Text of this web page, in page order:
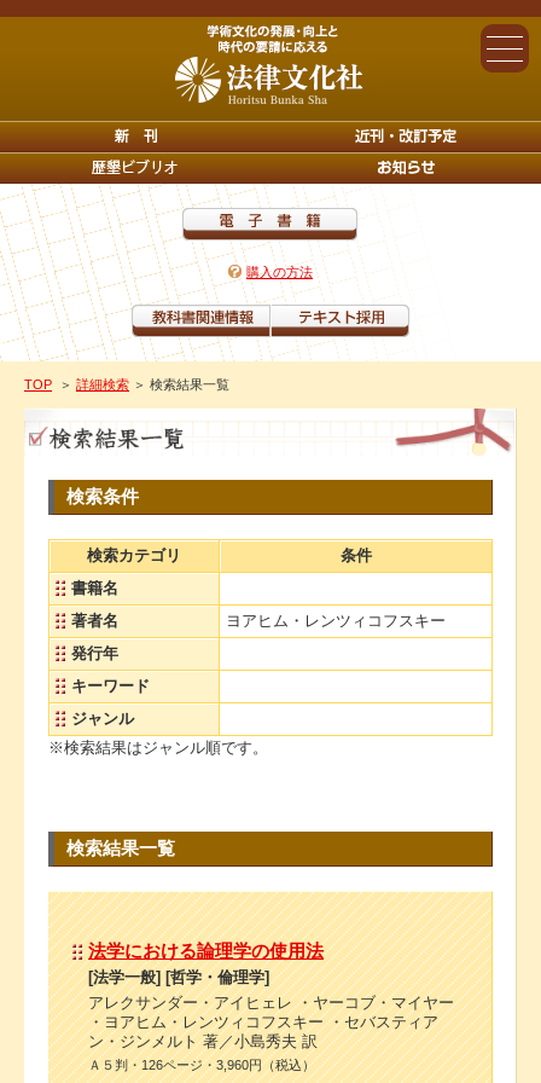
購入の方法
TOP ＞ 詳細検索 ＞ 検索結果一覧
検索条件
検索カテゴリ
条件
書籍名
著者名
ヨアヒム・レンツィコフスキー
発行年
キーワード
ジャンル
※検索結果はジャンル順です。
検索結果一覧
法学における論理学の使用法
[法学一般] [哲学・倫理学]
アレクサンダー・アイヒェレ ・ヤーコブ・マイヤー
・ヨアヒム・レンツィコフスキー ・セバスティア
ン・ジンメルト 著／小島秀夫 訳
Ａ５判・126ページ・3,960円（税込）